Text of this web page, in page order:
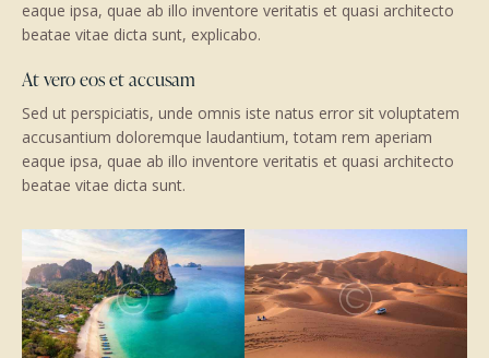
eaque ipsa, quae ab illo inventore veritatis et quasi architecto
beatae vitae dicta sunt, explicabo.
At vero eos et accusam
Sed ut perspiciatis, unde omnis iste natus error sit voluptatem
accusantium doloremque laudantium, totam rem aperiam
eaque ipsa, quae ab illo inventore veritatis et quasi architecto
beatae vitae dicta sunt.